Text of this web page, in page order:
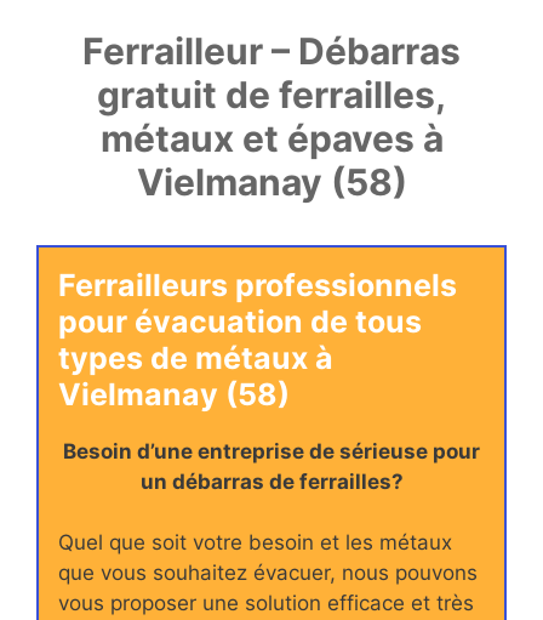
Ferrailleur – Débarras
gratuit de ferrailles,
métaux et épaves à
Vielmanay (58)
Ferrailleurs professionnels
pour évacuation de tous
types de métaux à
Vielmanay (58)
Besoin d’une entreprise de sérieuse pour
un débarras de ferrailles?
Quel que soit votre besoin et les métaux
que vous souhaitez évacuer, nous pouvons
vous proposer une solution efficace et très